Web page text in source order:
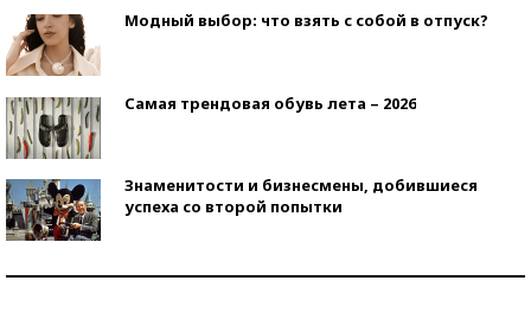
Модный выбор: что взять с собой в отпуск?
Самая трендовая обувь лета – 2026
Знаменитости и бизнесмены, добившиеся
успеха со второй попытки